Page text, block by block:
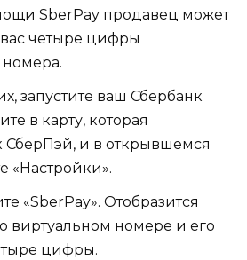
SberPay продавец может
вас четыре цифры
номера.
запустите ваш Сбербанк
в карту, которая
СберПэй, и в открывшемся
«Настройки».
«SberPay». Отобразится
виртуальном номере и его
цифры.